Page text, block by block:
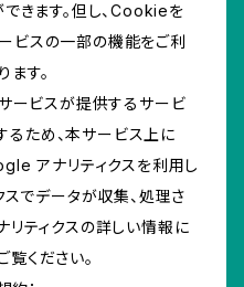
きます。但し、Cookieを
ビスの一部の機能をご利
す。
サービスが提供するサービ
るため、本サービス上に
アナリティクスを利用し
でデータが収集、処理さ
ティクスの詳しい情報に
覧ください。